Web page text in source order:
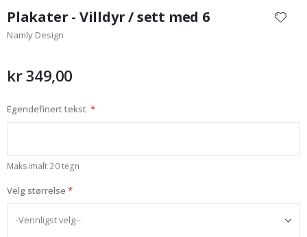
begynnelsen
av
Plakater - Villdyr / sett med 6
Namly Design
kr 349,00
Egendefinert tekst
Maksimalt 20 tegn
Velg størrelse